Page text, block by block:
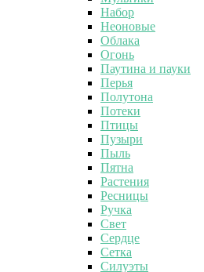
Набор
Неоновые
Облака
Огонь
Паутина и пауки
Перья
Полутона
Потеки
Птицы
Пузыри
Пыль
Пятна
Растения
Ресницы
Ручка
Свет
Сердце
Сетка
Силуэты